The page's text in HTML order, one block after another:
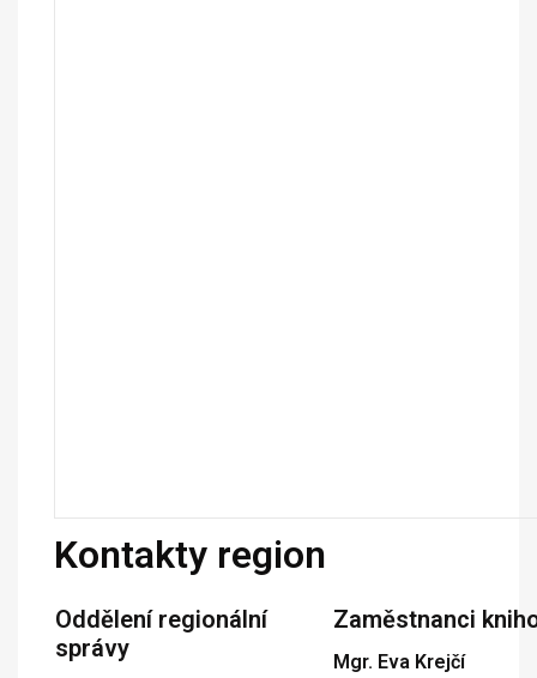
Kontakty region
Oddělení regionální
správy
Zaměstnanci
Mgr. Eva Krejčí